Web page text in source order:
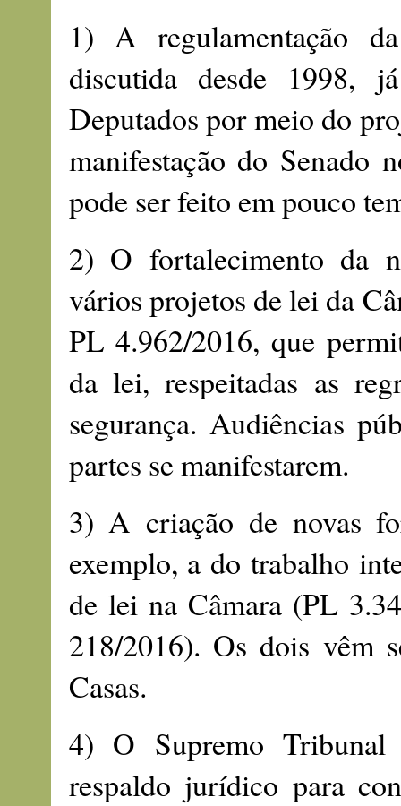
1) A regulamentação
discutida desde 1998,
Deputados por meio do
manifestação do Senado
pode ser feito em pouco
2) O fortalecimento da
vários projetos de lei da
PL 4.962/2016, que
da lei, respeitadas as
segurança. Audiências
partes se manifestarem.
3) A criação de novas
exemplo, a do trabalho
de lei na Câmara (PL
218/2016). Os dois vêm
Casas.
4) O Supremo
respaldo jurídico para